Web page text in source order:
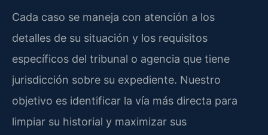
Cada caso se maneja con atención a los
detalles de su situación y los requisitos
específicos del tribunal o agencia que tiene
jurisdicción sobre su expediente. Nuestro
objetivo es identificar la vía más directa para
limpiar su historial y maximizar sus